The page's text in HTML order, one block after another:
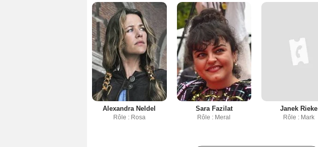
Alexandra Neldel
Rôle : Rosa
Sara Fazilat
Rôle : Meral
Janek Rieke
Rôle : Mark